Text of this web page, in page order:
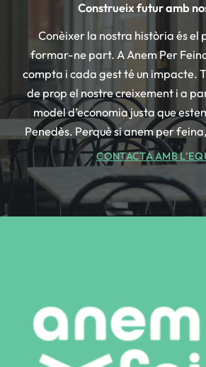
Construeix futur amb
Conèixer la nostra història és el
formar-ne part. A Anem Per
compta i cada gest té un impacte.
de prop el nostre creixement i a
model d’economia justa que
Penedès. Perquè si anem per
CONTACTA AMB